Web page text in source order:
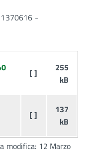
-
[ ]
255
kB
[ ]
137
kB
modifica: 12 Marzo